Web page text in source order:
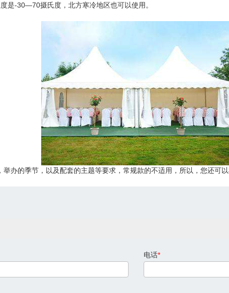
是-30—70摄氏度，北方寒冷地区也可以使用。
办的季节，以及配套的主题等要求，常规款的不适用，所以，您还可
电话*